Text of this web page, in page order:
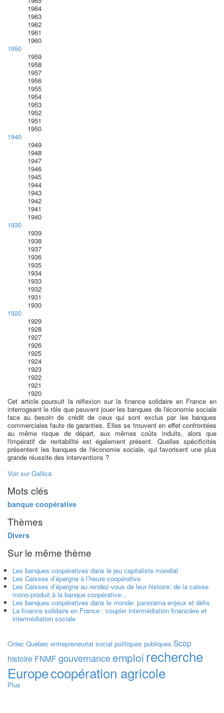
1964
1963
1962
1961
1960
1950
1959
1958
1957
1956
1955
1954
1953
1952
1951
1950
1940
1949
1948
1947
1946
1945
1944
1943
1942
1941
1940
1930
1939
1938
1937
1936
1935
1934
1933
1932
1931
1930
1920
1929
1928
1927
1926
1925
1924
1923
1922
1921
1920
Cet article poursuit la réflexion sur la finance solidaire en France en
interrogeant le rôle que peuvent jouer les banques de l'économie sociale
face au besoin de crédit de ceux qui sont exclus par les banques
commerciales faute de garanties. Elles se trouvent en effet confrontées
au même risque de départ, aux mêmes coûts induits, alors que
l'impératif de rentabilité est également présent. Quelles spécificités
présentent les banques de l'économie sociale, qui favorisent une plus
grande réussite des interventions ?
Voir sur Gallica
Mots clés
banque coopérative
Thèmes
Divers
Sur le même thème
Les banques coopératives dans le jeu capitaliste mondial
Les Caisses d’épargne à l’heure coopérative
Les Caisses d’épargne au rendez-vous de leur histoire: de la caisse
mono-produit à la banque coopérative...
Les banques coopératives dans le monde: panorama enjeux et défis
La finance solidaire en France : coupler intermédiation financière et
intermédiation sociale
Ciriec Québec entrepreneuriat social politiques publiques Scop
histoire FNMF gouvernanceemploi recherche
Europecoopération agricole
Plus